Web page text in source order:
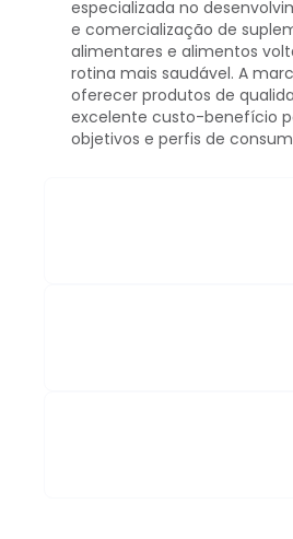
especializada no
e comercialização de
alimentares e alimentos
rotina mais saudável. A
oferecer produtos de
excelente custo-benefício
objetivos e perfis de